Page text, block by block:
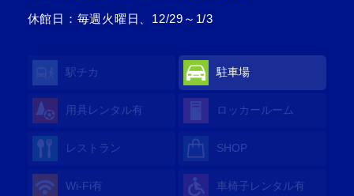
休館日：毎週火曜日、12/29～1/3
駅チカ 駐車場
用具レンタル有 ロッカールーム
レストラン SHOP
Wi-Fi有 車椅子レンタル有